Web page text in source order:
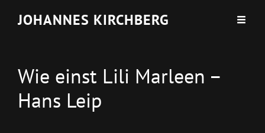
JOHANNES KIRCHBERG
Wie einst Lili Marleen –
Hans Leip